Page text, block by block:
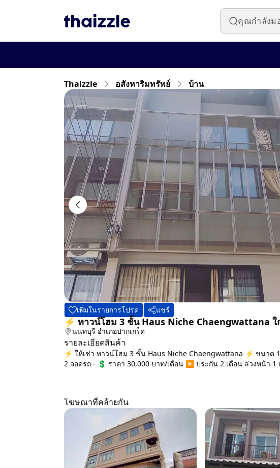
Thaizzle อสังหาริมทรัพย์ บ้าน
เพิ่มในรายการโปรด แชร์
⚡ ทาวน์โฮม 3 ชั้น Haus Niche Chaengwattana ใ
นนทบุรี อำเภอปากเกร็ด
รายละเอียดสินค้า
⚡ ให้เช่า ทาวน์โฮม 3 ชั้น Haus Niche Chaengwattana ⚡ ขนาด
2 จอดรถ - 💲 ราคา 30,000 บาท/เดือน ▶️ ประกัน 2 เดือน ล่วงหน้า 1
โฆษณาที่คล้ายกัน